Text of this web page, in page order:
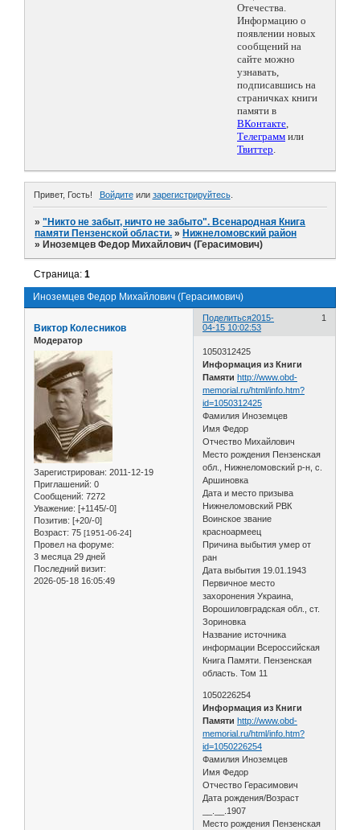
Отечества.
Информацию о
появлении новых
сообщений на
сайте можно
узнавать,
подписавшись на
страничках книги
памяти в
ВКонтакте,
Телеграмм или
Твиттер.
Привет, Гость! Войдитеили зарегистрируйтесь.
»"Никто не забыт, ничто не забыто". Всенародная Книга
памяти Пензенской области. » Нижнеломовский район
» Иноземцев Федор Михайлович (Герасимович)
Иноземцев Федор Михайлович (Герасимович)
Страница:1
Поделиться 1
2015-
04-15 10:02:53
Виктор Колесников
Модератор
Зарегистрирован: 2011-12-19
Приглашений: 0
Сообщений: 7272
Уважение: [+1145/-0]
Позитив: [+20/-0]
Возраст: 75 [1951-06-24]
Провел на форуме:
3 месяца 29 дней
Последний визит:
2026-05-18 16:05:49
1050312425
Информация из Книги
Памяти http://www.obd-
memorial.ru/html/info.htm?
id=1050312425
Фамилия Иноземцев
Имя Федор
Отчество Михайлович
Место рождения Пензенская
обл., Нижнеломовский р-н, с.
Аршиновка
Дата и место призыва
Нижнеломовский РВК
Воинское звание
красноармеец
Причина выбытия умер от
ран
Дата выбытия 19.01.1943
Первичное место
захоронения Украина,
Ворошиловградская обл., ст.
Зориновка
Название источника
информации Всероссийская
Книга Памяти. Пензенская
область. Том 11
1050226254
Информация из Книги
Памяти http://www.obd-
memorial.ru/html/info.htm?
id=1050226254
Фамилия Иноземцев
Имя Федор
Отчество Герасимович
Дата рождения/Возраст
__.__.1907
Место рождения Пензенская